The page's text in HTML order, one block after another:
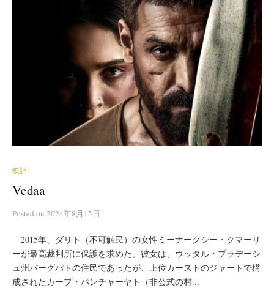
映評
Vedaa
Posted on 2024年8月15日
2015年、ダリト（不可触民）の女性ミーナークシー・クマーリ
ーが最高裁判所に保護を求めた。彼女は、ウッタル・プラデーシ
ュ州バーグパトの住民であったが、上位カーストのジャートで構
成されたカープ・パンチャーヤト（非公式の村...